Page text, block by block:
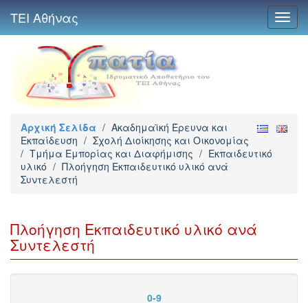
ΤΕΙ Αθήνας
Αρχική Σελίδα / Ακαδημαϊκή Έρευνα και
Εκπαίδευση / Σχολή Διοίκησης και Οικονομίας
/ Τμήμα Εμπορίας και Διαφήμισης / Εκπαιδευτικό
υλικό / Πλοήγηση Εκπαιδευτικό υλικό ανά
Συντελεστή
Πλοήγηση Εκπαιδευτικό υλικό ανά
Συντελεστή
0-9